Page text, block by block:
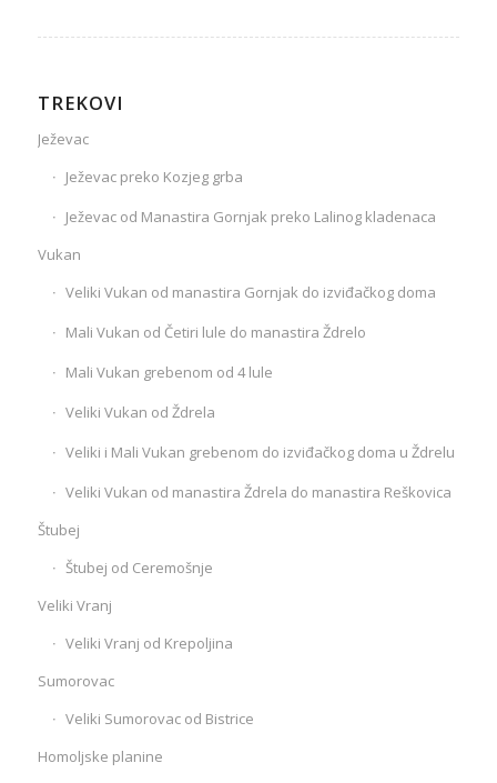
TREKOVI
Ježevac
Ježevac preko Kozjeg grba
Ježevac od Manastira Gornjak preko Lalinog kladenaca
Vukan
Veliki Vukan od manastira Gornjak do izviđačkog doma
Mali Vukan od Četiri lule do manastira Ždrelo
Mali Vukan grebenom od 4 lule
Veliki Vukan od Ždrela
Veliki i Mali Vukan grebenom do izviđačkog doma u Ždrelu
Veliki Vukan od manastira Ždrela do manastira Reškovica
Štubej
Štubej od Ceremošnje
Veliki Vranj
Veliki Vranj od Krepoljina
Sumorovac
Veliki Sumorovac od Bistrice
Homoljske planine